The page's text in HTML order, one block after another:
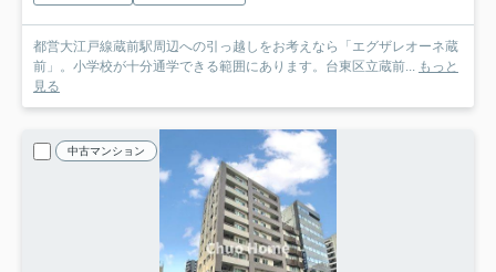
都営大江戸線蔵前駅周辺への引っ越しをお考えなら「エグザレオーネ蔵
前」。小学校が十分通学できる範囲にあります。台東区立蔵前... もっと
見る
中古マンション